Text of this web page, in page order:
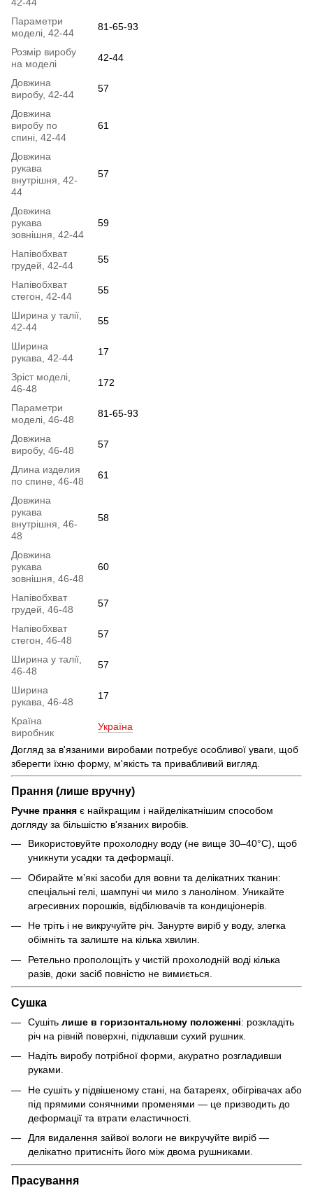
Параметри
моделі, 42-44
81-65-93
Розмір виробу
на моделі
42-44
Довжина
виробу, 42-44
57
Довжина
виробу по
спині, 42-44
61
Довжина
рукава
внутрішня, 42-
44
57
Довжина
рукава
зовнішня, 42-44
59
Напівобхват
грудей, 42-44
55
Напівобхват
стегон, 42-44
55
Ширина у талії,
42-44
55
Ширина
рукава, 42-44
17
Зріст моделі,
46-48
172
Параметри
моделі, 46-48
81-65-93
Довжина
виробу, 46-48
57
Длина изделия
по спине, 46-48
61
Довжина
рукава
внутрішня, 46-
48
58
Довжина
рукава
зовнішня, 46-48
60
Напівобхват
грудей, 46-48
57
Напівобхват
стегон, 46-48
57
Ширина у талії,
46-48
57
Ширина
рукава, 46-48
17
Країна
виробник
Україна
Догляд за в'язаними виробами потребує особливої уваги, щоб
зберегти їхню форму, м'якість та привабливий вигляд.
Прання (лише вручну)
Ручне прання є найкращим і найделікатнішим способом
догляду за більшістю в'язаних виробів.
Використовуйте прохолодну воду (не вище 30–40°C), щоб
уникнути усадки та деформації.
Обирайте м’які засоби для вовни та делікатних тканин:
спеціальні гелі, шампуні чи мило з ланоліном. Уникайте
агресивних порошків, відбілювачів та кондиціонерів.
Не тріть і не викручуйте річ. Занурте виріб у воду, злегка
обімніть та залиште на кілька хвилин.
Ретельно прополощіть у чистій прохолодній воді кілька
разів, доки засіб повністю не вимиється.
Сушка
Сушіть лише в горизонтальному положенні: розкладіть
річ на рівній поверхні, підклавши сухий рушник.
Надіть виробу потрібної форми, акуратно розгладивши
руками.
Не сушіть у підвішеному стані, на батареях, обігрівачах або
під прямими сонячними променями — це призводить до
деформації та втрати еластичності.
Для видалення зайвої вологи не викручуйте виріб —
делікатно притисніть його між двома рушниками.
Прасування